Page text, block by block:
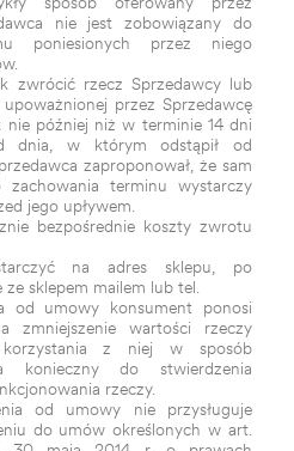
nie jest zobowiązany do
poniesionych przez niego
zwrócić rzecz Sprzedawcy lub
przez Sprzedawcę
nie później niż w terminie 14 dni
dnia, w którym odstąpił od
zaproponował, że sam
zachowania terminu wystarczy
jego upływem.
bezpośrednie koszty zwrotu
na adres sklepu, po
sklepem mailem lub tel.
od umowy konsument ponosi
zmniejszenie wartości rzeczy
korzystania z niej w sposób
konieczny do stwierdzenia
rzeczy.
od umowy nie przysługuje
do umów określonych w art.